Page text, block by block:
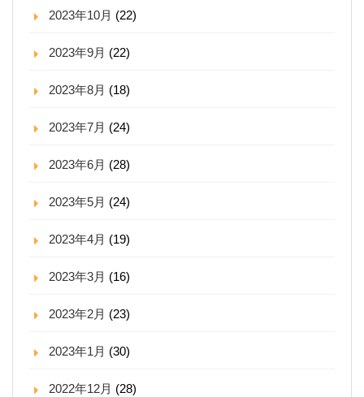
2023年10月 (22)
2023年9月 (22)
2023年8月 (18)
2023年7月 (24)
2023年6月 (28)
2023年5月 (24)
2023年4月 (19)
2023年3月 (16)
2023年2月 (23)
2023年1月 (30)
2022年12月 (28)